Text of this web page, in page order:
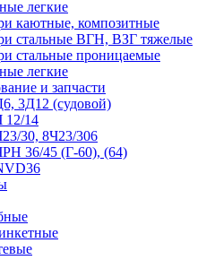
легкие
каютные, композитные
стальные ВГН, ВЗГ тяжелые
стальные проницаемые
легкие
и запчасти
3Д12 (судовой)
12/14
30, 8Ч23/306
36/45 (Г-60), (64)